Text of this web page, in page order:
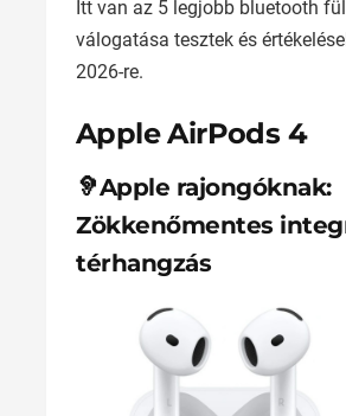
Itt van az 5 legjobb bluetooth
válogatása tesztek és
2026-re.
Apple AirPods 4
🦻Apple rajongóknak:
Zökkenőmentes
térhangzás